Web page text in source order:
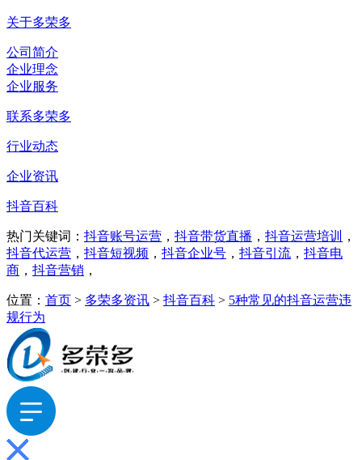
关于多荣多
公司简介
企业理念
企业服务
联系多荣多
行业动态
企业资讯
抖音百科
热门关键词： 抖音账号运营 ， 抖音带货直播 ， 抖音运营培训
，
抖音代运营 ， 抖音短视频 ， 抖音企业号 ， 抖音引流 ， 抖音电
商 ， 抖音营销 ，
位置： 首页 > 多荣多资讯 > 抖音百科 > 5种常见的抖音运营违
规行为